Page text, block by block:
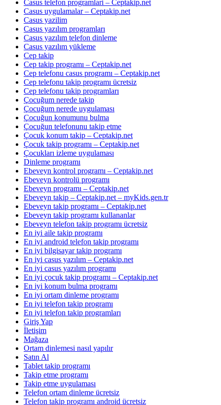
Casus telefon programlari – Ceptakip.net
Casus uygulamalar – Ceptakip.net
Casus yazilim
Casus yazılım programları
Casus yazılım telefon dinleme
Casus yazılım yükleme
Cep takip
Cep takip programı – Ceptakip.net
Cep telefonu casus programı – Ceptakip.net
Cep telefonu takip programı ücretsiz
Cep telefonu takip programları
Çocuğum nerede takip
Çocuğum nerede uygulaması
Çocuğun konumunu bulma
Çocuğun telefonunu takip etme
Çocuk konum takip – Ceptakip.net
Çocuk takip programı – Ceptakip.net
Çocukları izleme uygulaması
Dinleme programı
Ebeveyn kontrol programı – Ceptakip.net
Ebeveyn kontrolü programı
Ebeveyn programı – Ceptakip.net
Ebeveyn takip – Ceptakip.net – myKids.gen.tr
Ebeveyn takip programı – Ceptakip.net
Ebeveyn takip programı kullananlar
Ebeveyn telefon takip programı ücretsiz
En iyi aile takip programı
En iyi android telefon takip programı
En iyi bilgisayar takip programı
En iyi casus yazılım – Ceptakip.net
En iyi casus yazılım programı
En iyi çocuk takip programı – Ceptakip.net
En iyi konum bulma programı
En iyi ortam dinleme programı
En iyi telefon takip programı
En iyi telefon takip programları
Giriş Yap
İletişim
Mağaza
Ortam dinlemesi nasıl yapılır
Satın Al
Tablet takip programı
Takip etme programı
Takip etme uygulaması
Telefon ortam dinleme ücretsiz
Telefon takip programı android ücretsiz